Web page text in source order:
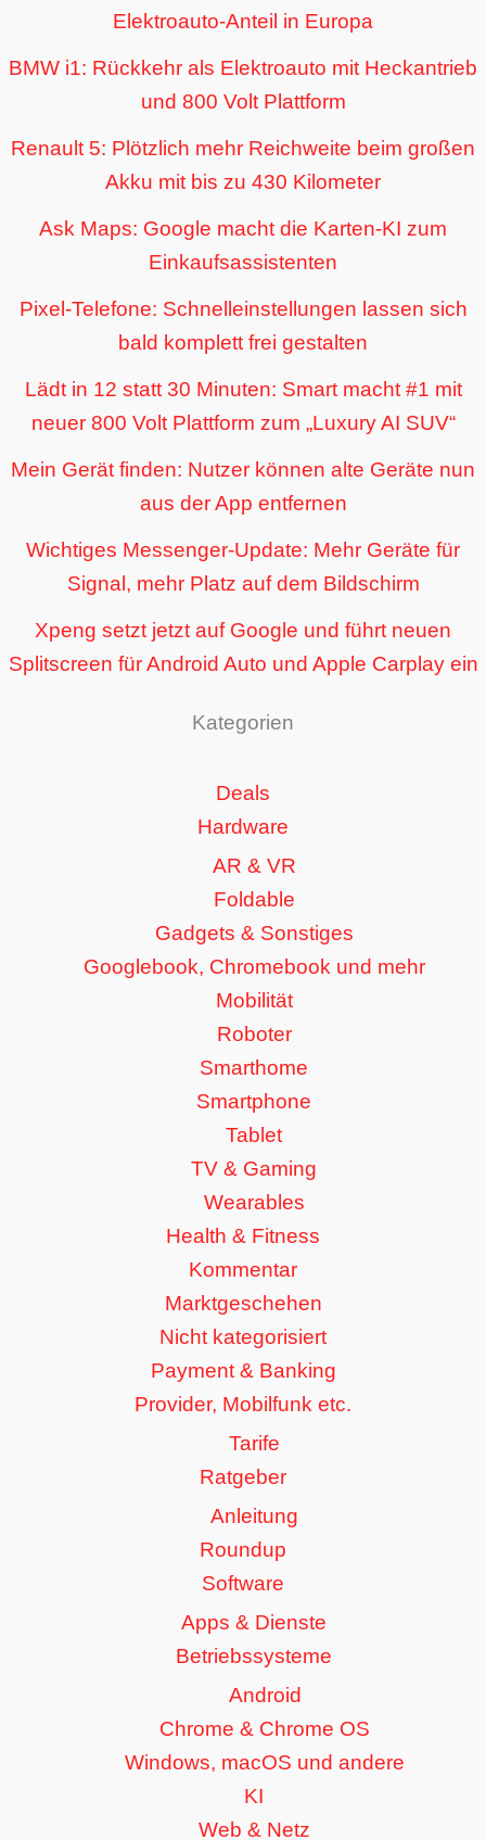
Elektroauto-Anteil in Europa
BMW i1: Rückkehr als Elektroauto mit Heckantrieb
und 800 Volt Plattform
Renault 5: Plötzlich mehr Reichweite beim großen
Akku mit bis zu 430 Kilometer
Ask Maps: Google macht die Karten-KI zum
Einkaufsassistenten
Pixel-Telefone: Schnelleinstellungen lassen sich
bald komplett frei gestalten
Lädt in 12 statt 30 Minuten: Smart macht #1 mit
neuer 800 Volt Plattform zum „Luxury AI SUV“
Mein Gerät finden: Nutzer können alte Geräte nun
aus der App entfernen
Wichtiges Messenger-Update: Mehr Geräte für
Signal, mehr Platz auf dem Bildschirm
Xpeng setzt jetzt auf Google und führt neuen
Splitscreen für Android Auto und Apple Carplay ein
Kategorien
Deals
Hardware
AR & VR
Foldable
Gadgets & Sonstiges
Googlebook, Chromebook und mehr
Mobilität
Roboter
Smarthome
Smartphone
Tablet
TV & Gaming
Wearables
Health & Fitness
Kommentar
Marktgeschehen
Nicht kategorisiert
Payment & Banking
Provider, Mobilfunk etc.
Tarife
Ratgeber
Anleitung
Roundup
Software
Apps & Dienste
Betriebssysteme
Android
Chrome & Chrome OS
Windows, macOS und andere
KI
Web & Netz